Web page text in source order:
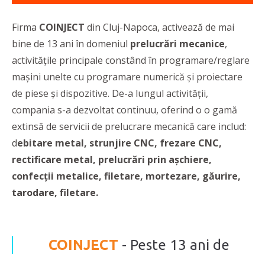
Firma COINJECT din Cluj-Napoca, activează de mai
bine de 13 ani în domeniul prelucrări mecanice,
activitățile principale constând în programare/reglare
mașini unelte cu programare numerică și proiectare
de piese și dispozitive. De-a lungul activității,
compania s-a dezvoltat continuu, oferind o o gamă
extinsă de servicii de prelucrare mecanică care includ:
debitare metal, strunjire CNC, frezare CNC,
rectificare metal, prelucrări prin așchiere,
confecții metalice, filetare, mortezare, găurire,
tarodare, filetare.
COINJECT - Peste 13 ani de